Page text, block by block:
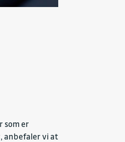
som er
anbefaler vi at